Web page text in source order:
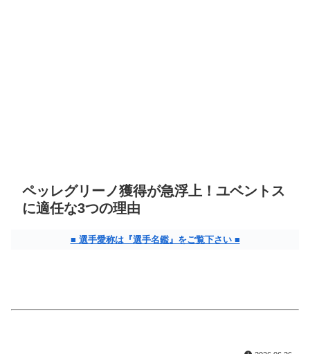
ペッレグリーノ獲得が急浮上！ユベントス
に適任な3つの理由
■ 選手愛称は『選手名鑑』をご覧下さい ■